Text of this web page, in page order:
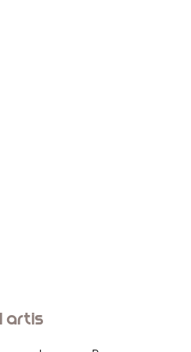
artis